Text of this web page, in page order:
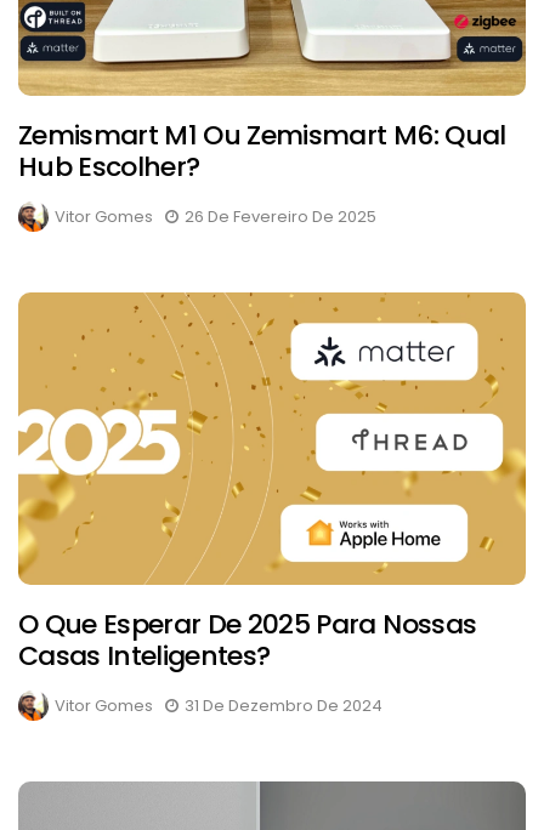
Zemismart M1 Ou Zemismart M6: Qual
Hub Escolher?
Vitor Gomes 26 De Fevereiro De 2025
O Que Esperar De 2025 Para Nossas
Casas Inteligentes?
Vitor Gomes 31 De Dezembro De 2024